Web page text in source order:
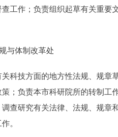
工作；负责组织起草有关重要
体制改革处
技方面的地方性法规、规章草
；负责本市科研院所的转制工
查研究有关法律、法规、规章
。